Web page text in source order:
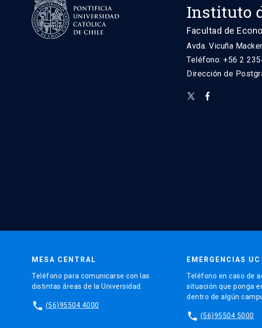
Instituto
Facultad de
Avda. Vicuña
Teléfono: +56 2
Dirección de
MESA CENTRAL
Teléfono para comunicarse con las
distintas áreas de la Universidad.
phone (56)95504 4000
EMERGENCIAS UC
Teléfono en caso de
situación que ponga
dentro de algún
phone (56)95504 5000